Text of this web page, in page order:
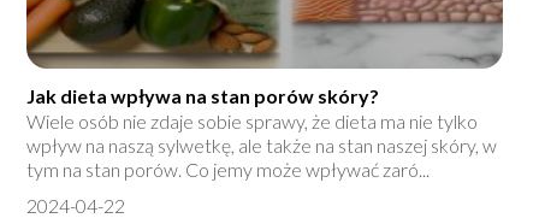
Jak dieta wpływa na stan porów skóry?
Wiele osób nie zdaje sobie sprawy, że dieta ma nie tylko
wpływ na naszą sylwetkę, ale także na stan naszej skóry, w
tym na stan porów. Co jemy może wpływać zaró...
2024-04-22